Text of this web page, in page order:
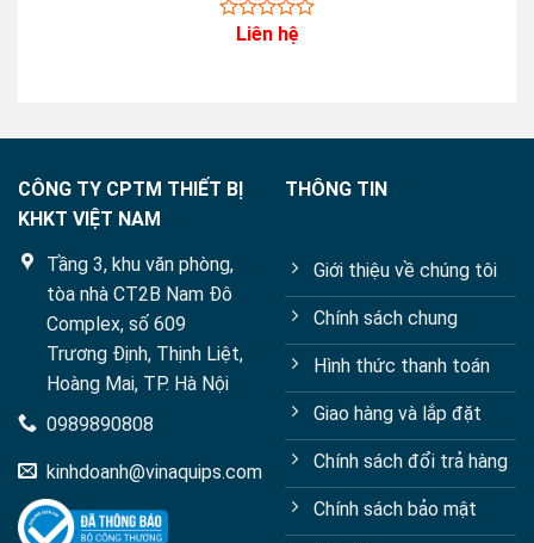
Liên hệ
CÔNG TY CPTM THIẾT BỊ
KHKT VIỆT NAM
Tầng 3, khu văn phòng,
tòa nhà CT2B Nam Đô
Complex, số 609
Trương Định, Thịnh Liệt,
Hoàng Mai, TP. Hà Nội
0989890808
kinhdoanh@vinaquips.com
THÔNG TIN
Giới thiệu về chúng tôi
Chính sách chung
Hình thức thanh toán
Giao hàng và lắp đặt
Chính sách đổi trả hàng
Chính sách bảo mật